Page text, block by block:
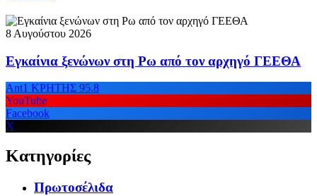
8 Αυγούστου 2026
Εγκαίνια ξενώνων στη Ρω από τον αρχηγό ΓΕΕΘΑ
Ant1 ΚΡΗΤΗΣ 95.8
YouTube
Facebook
X
Κατηγορίες
Πρωτοσέλιδα